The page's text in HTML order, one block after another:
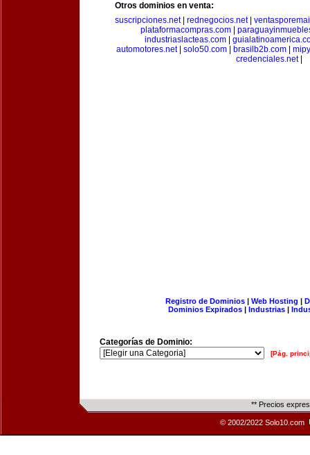
Otros dominios en venta:
suscripciones.net| rednegocios.net|
plataformacompras.com
industriaslacteas.com
automotores.net| solo50.com brasilb2b.com
credenciales.net|
Registro de Dominios| Web Hosting |
Dominios Expirados | Industrias |
Categorías de Dominio:
[Pág.
** Precios
© 2002/2022 Solo10.com